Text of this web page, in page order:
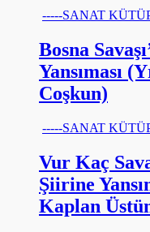
-----SANAT
Bosna
Yansıması
Coşkun)
-----SANAT
Vur Kaç
Şiirine
Kaplan